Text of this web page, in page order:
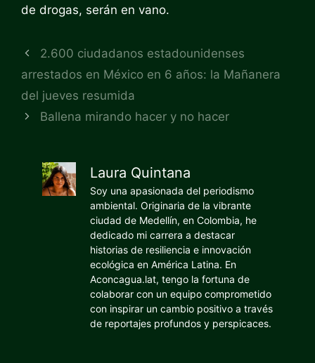
de drogas, serán en vano.
2.600 ciudadanos estadounidenses
arrestados en México en 6 años: la Mañanera
del jueves resumida
Ballena mirando hacer y no hacer
Laura Quintana
Soy una apasionada del periodismo
ambiental. Originaria de la vibrante
ciudad de Medellín, en Colombia, he
dedicado mi carrera a destacar
historias de resiliencia e innovación
ecológica en América Latina. En
Aconcagua.lat, tengo la fortuna de
colaborar con un equipo comprometido
con inspirar un cambio positivo a través
de reportajes profundos y perspicaces.